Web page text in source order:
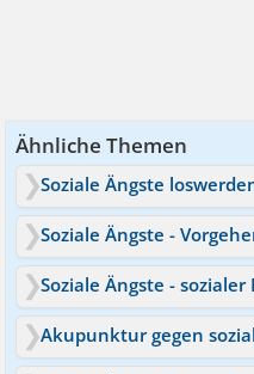
Ähnliche Themen
Soziale Ängste
Soziale Ängste -
Soziale Ängste - sozialer
Akupunktur gegen